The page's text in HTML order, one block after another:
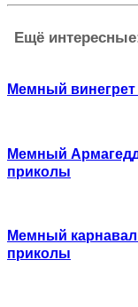
Ещё
Мемный
Мемный
приколы
Мемный
приколы